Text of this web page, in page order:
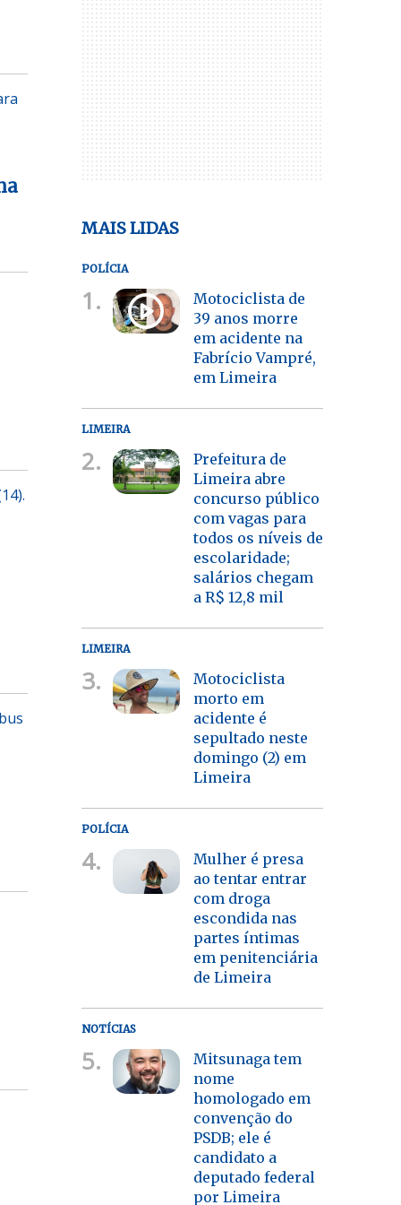
MAIS LIDAS
POLÍCIA
1.
Motociclista de
39 anos morre
em acidente na
Fabrício Vampré,
em Limeira
LIMEIRA
2.
Prefeitura de
Limeira abre
concurso público
com vagas para
todos os níveis de
escolaridade;
salários chegam
a R$ 12,8 mil
LIMEIRA
3.
Motociclista
morto em
acidente é
sepultado neste
domingo (2) em
Limeira
POLÍCIA
4.
Mulher é presa
ao tentar entrar
com droga
escondida nas
partes íntimas
em penitenciária
de Limeira
NOTÍCIAS
5.
Mitsunaga tem
nome
homologado em
convenção do
PSDB; ele é
candidato a
deputado federal
por Limeira